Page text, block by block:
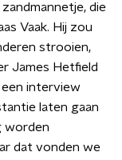
die
Vaak. Hij zou
strooien,
James Hetfield
een interview
laten gaan
worden
dat vonden we